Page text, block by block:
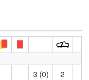
3 (0) 2